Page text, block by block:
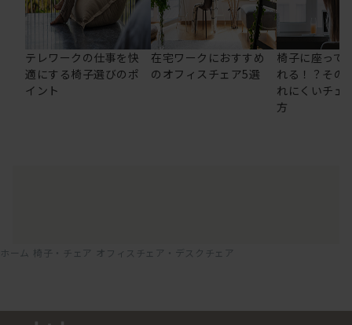
テレワークの仕事を快
適にする椅子選びのポ
イント
在宅ワークにおすすめ
のオフィスチェア5選
椅子に座って
れる！？その
れにくいチェ
方
ホーム 椅子・チェア オフィスチェア・デスクチェア